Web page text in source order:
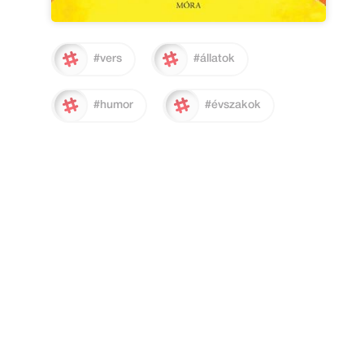
#vers #állatok
#humor #évszakok